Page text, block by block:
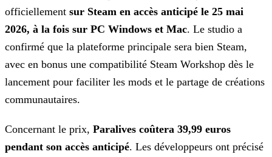
officiellement sur Steam en accès anticipé le 25 mai
2026, à la fois sur PC Windows et Mac. Le studio a
confirmé que la plateforme principale sera bien Steam,
avec en bonus une compatibilité Steam Workshop dès le
lancement pour faciliter les mods et le partage de créations
communautaires.
Concernant le prix, Paralives coûtera 39,99 euros
pendant son accès anticipé. Les développeurs ont précisé